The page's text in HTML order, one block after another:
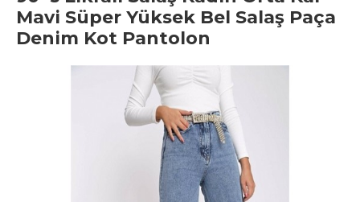
Mavi Süper Yüksek Bel Salaş Paça
Denim Kot Pantolon